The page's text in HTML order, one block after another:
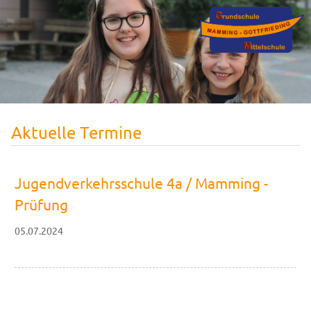
Aktuelle Termine
Jugendverkehrsschule 4a / Mamming -
Prüfung
05.07.2024